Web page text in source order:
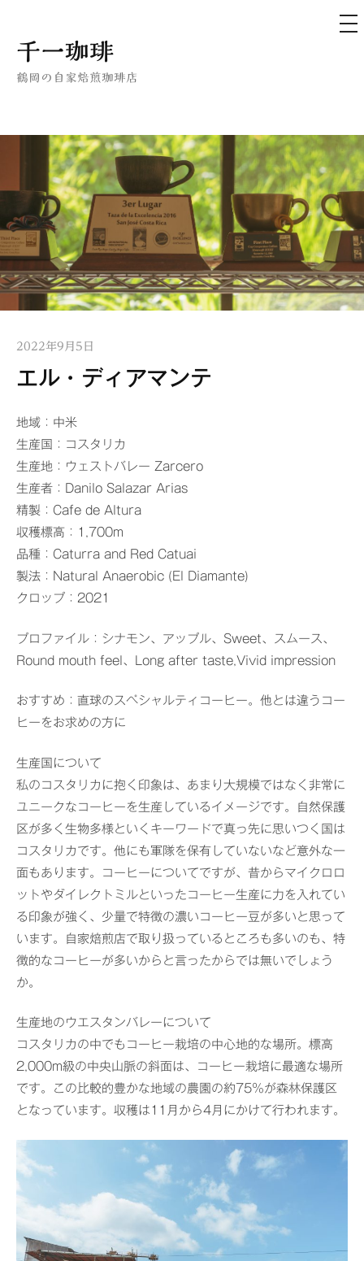
コ
ン
ツ
ッ
プ
千一珈琲
鶴岡の自家焙煎珈琲店
メ
ニ
2022年9月5日
エル・ディアマンテ
地域：中米
生産国：コスタリカ
生産地：ウェストバレー Zarcero
生産者：Danilo Salazar Arias
精製：Cafe de Altura
収穫標高：1,700m
品種：Caturra and Red Catuai
製法：Natural Anaerobic (El Diamante)
クロップ：2021
プロファイル：シナモン、アップル、Sweet、スムース、
Round mouth feel、Long after taste,Vivid impression
おすすめ：直球のスペシャルティコーヒー。他とは違うコー
ヒーをお求めの方に
生産国について
私のコスタリカに抱く印象は、あまり大規模ではなく非常に
ユニークなコーヒーを生産しているイメージです。自然保護
区が多く生物多様といくキーワードで真っ先に思いつく国は
コスタリカです。他にも軍隊を保有していないなど意外な一
面もあります。コーヒーについてですが、昔からマイクロロ
ットやダイレクトミルといったコーヒー生産に力を入れてい
る印象が強く、少量で特徴の濃いコーヒー豆が多いと思って
います。自家焙煎店で取り扱っているところも多いのも、特
徴的なコーヒーが多いからと言ったからでは無いでしょう
か。
生産地のウエスタンバレーについて
コスタリカの中でもコーヒー栽培の中心地的な場所。標高
2,000m級の中央山脈の斜面は、コーヒー栽培に最適な場所
です。この比較的豊かな地域の農園の約75％が森林保護区
となっています。収穫は11月から4月にかけて行われます。